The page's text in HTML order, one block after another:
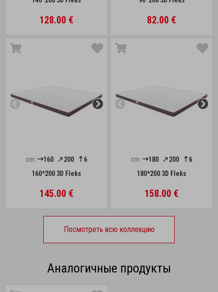
128.00 € 82.00 €
cm: 160 200
6
160*200 3D Fleks
145.00 €
cm: 180 200
6
180*200 3D Fleks
158.00 €
Посмотреть всю коллекцию
Аналогичные продукты